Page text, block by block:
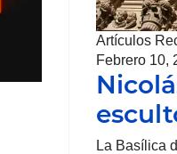
Artículos
Febrero 10,
La Basílica